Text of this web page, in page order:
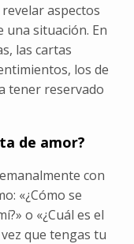
aspectos
situación. En
las cartas
los de
tener reservado
de amor?
con
«¿Cómo se
o «¿Cuál es el
que tengas tu